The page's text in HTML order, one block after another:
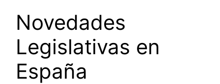
Novedades
Legislativas en
España